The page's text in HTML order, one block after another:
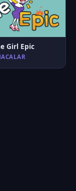
Girl Epic